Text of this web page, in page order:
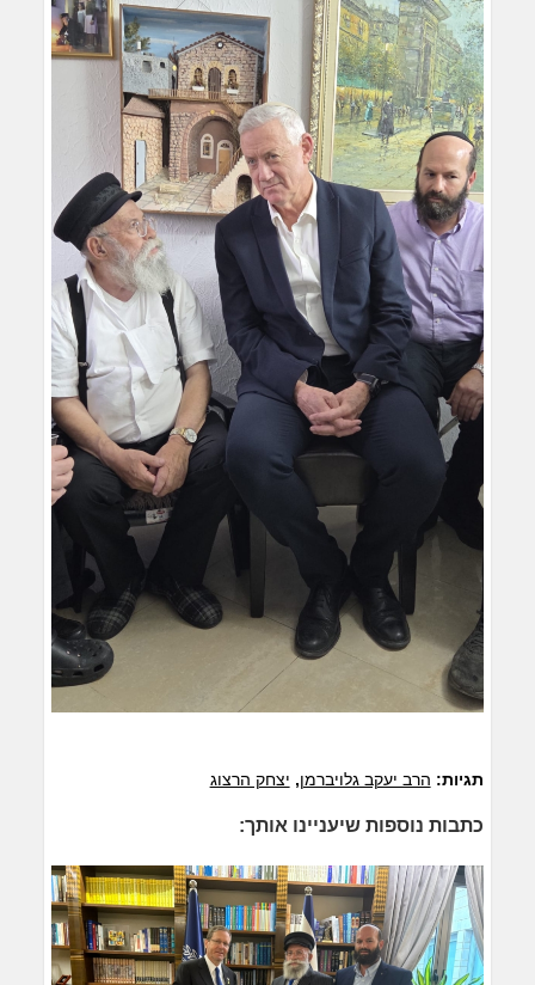
תגיות: הרב יעקב גלויברמן, יצחק הרצוג
כתבות נוספות שיעניינו אותך: